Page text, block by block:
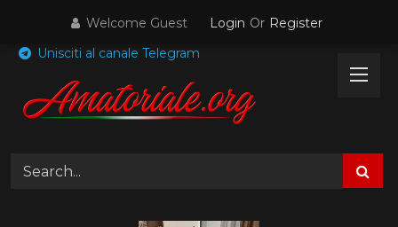
content
Welcome Guest Login Or Register
Unisciti al canale Telegram